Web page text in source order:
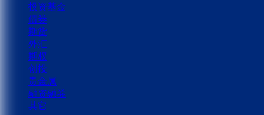
投资基金
债券
期货
外汇
期权
创投
贵金属
融资融券
其它